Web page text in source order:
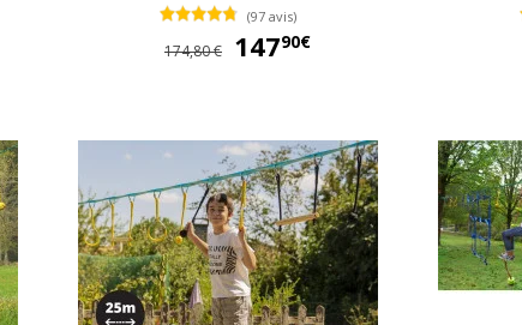
(97 avis)
174,80 € 14790€